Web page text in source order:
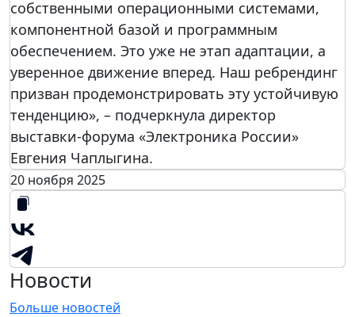
собственными операционными системами,
компонентной базой и программным
обеспечением. Это уже не этап адаптации, а
уверенное движение вперед. Наш ребрендинг
призван продемонстрировать эту устойчивую
тенденцию», – подчеркнула директор
выставки-форума «Электроника России»
Евгения Чаплыгина.
20 ноября 2025
Новости
Больше новостей